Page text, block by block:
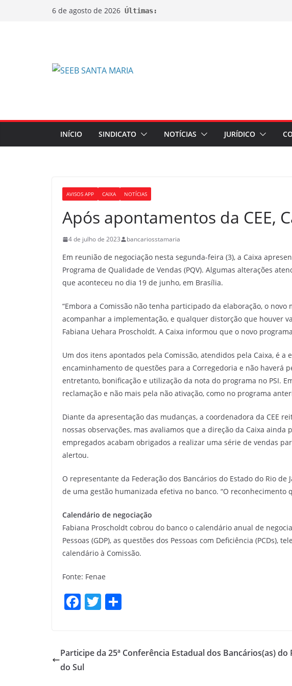
6 de agosto de 2026 Últimas:
INÍCIO SINDICATO NOTÍCIAS JURÍDICO
AVISOS APP CAIXA NOTÍCIAS
Após apontamentos da CEE,
4 de julho de 2023 bancariosstamaria
Em reunião de negociação nesta segunda-feira (3), a Caixa
Programa de Qualidade de Vendas (PQV). Algumas alterações
que aconteceu no dia 19 de junho, em Brasília.
“Embora a Comissão não tenha participado da elaboração, o
acompanhar a implementação, e qualquer distorção que houver
Fabiana Uehara Proscholdt. A Caixa informou que o novo
Um dos itens apontados pela Comissão, atendidos pela Caixa, é
encaminhamento de questões para a Corregedoria e não haverá
entretanto, bonificação e utilização da nota do programa no PSI.
reclamação e não mais pela não ativação, como no programa
Diante da apresentação das mudanças, a coordenadora da CEE
nossas observações, mas avaliamos que a direção da Caixa
empregados acabam obrigados a realizar uma série de vendas
alertou.
O representante da Federação dos Bancários do Estado do Rio de
de uma gestão humanizada efetiva no banco. “O
Calendário de negociação
Fabiana Proscholdt cobrou do banco o calendário anual de
Pessoas (GDP), as questões dos Pessoas com Deficiência
calendário à Comissão.
Fonte: Fenae
F
e
b
T
er e
Participe da 25ª Conferência Estadual dos Bancários(as) do
do Sul